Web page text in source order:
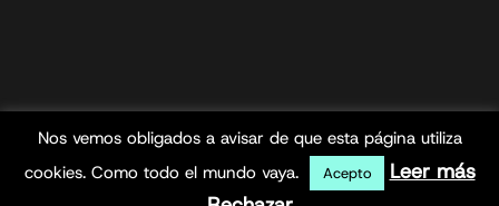
App Marketing News© 2026. Todos los derechos
Nos vemos obligados a avisar de que esta página utiliza
cookies. Como todo el mundo vaya.
Acepto
Leer más